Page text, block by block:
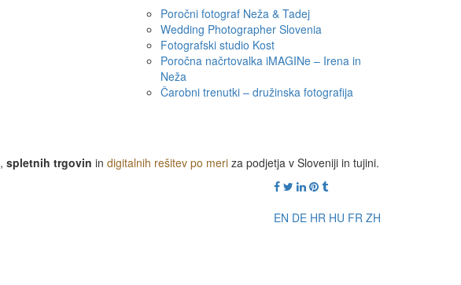
Poročni fotograf Neža & Tadej
Wedding Photographer Slovenia
Fotografski studio Kost
Poročna načrtovalka iMAGINe – Irena in
Neža
Čarobni trenutki – družinska fotografija
, spletnih trgovin in digitalnih rešitev po meri za podjetja v Sloveniji in tujini.
EN DE HR HU FR ZH